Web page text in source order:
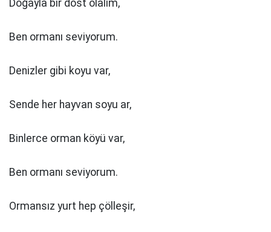
Doğayla bir dost olalım,
Ben ormanı seviyorum.
Denizler gibi koyu var,
Sende her hayvan soyu ar,
Binlerce orman köyü var,
Ben ormanı seviyorum.
Ormansız yurt hep çölleşir,